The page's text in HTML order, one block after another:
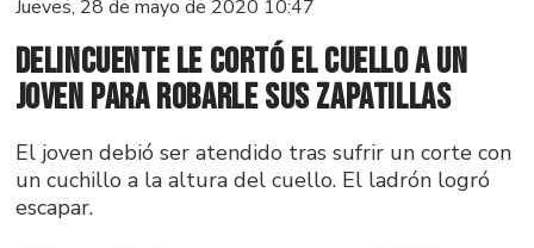
Jueves, 28 de mayo de 2020 10:47
Delincuente le cortó el cuello a un
joven para robarle sus zapatillas
El joven debió ser atendido tras sufrir un corte con
un cuchillo a la altura del cuello. El ladrón logró
escapar.